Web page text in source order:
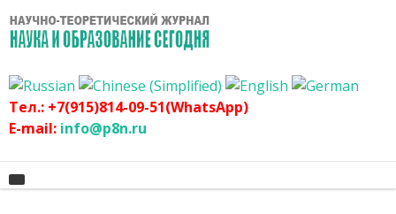
Тел.: +7(915)814-09-51(WhatsApp)
E-mail: info@p8n.ru